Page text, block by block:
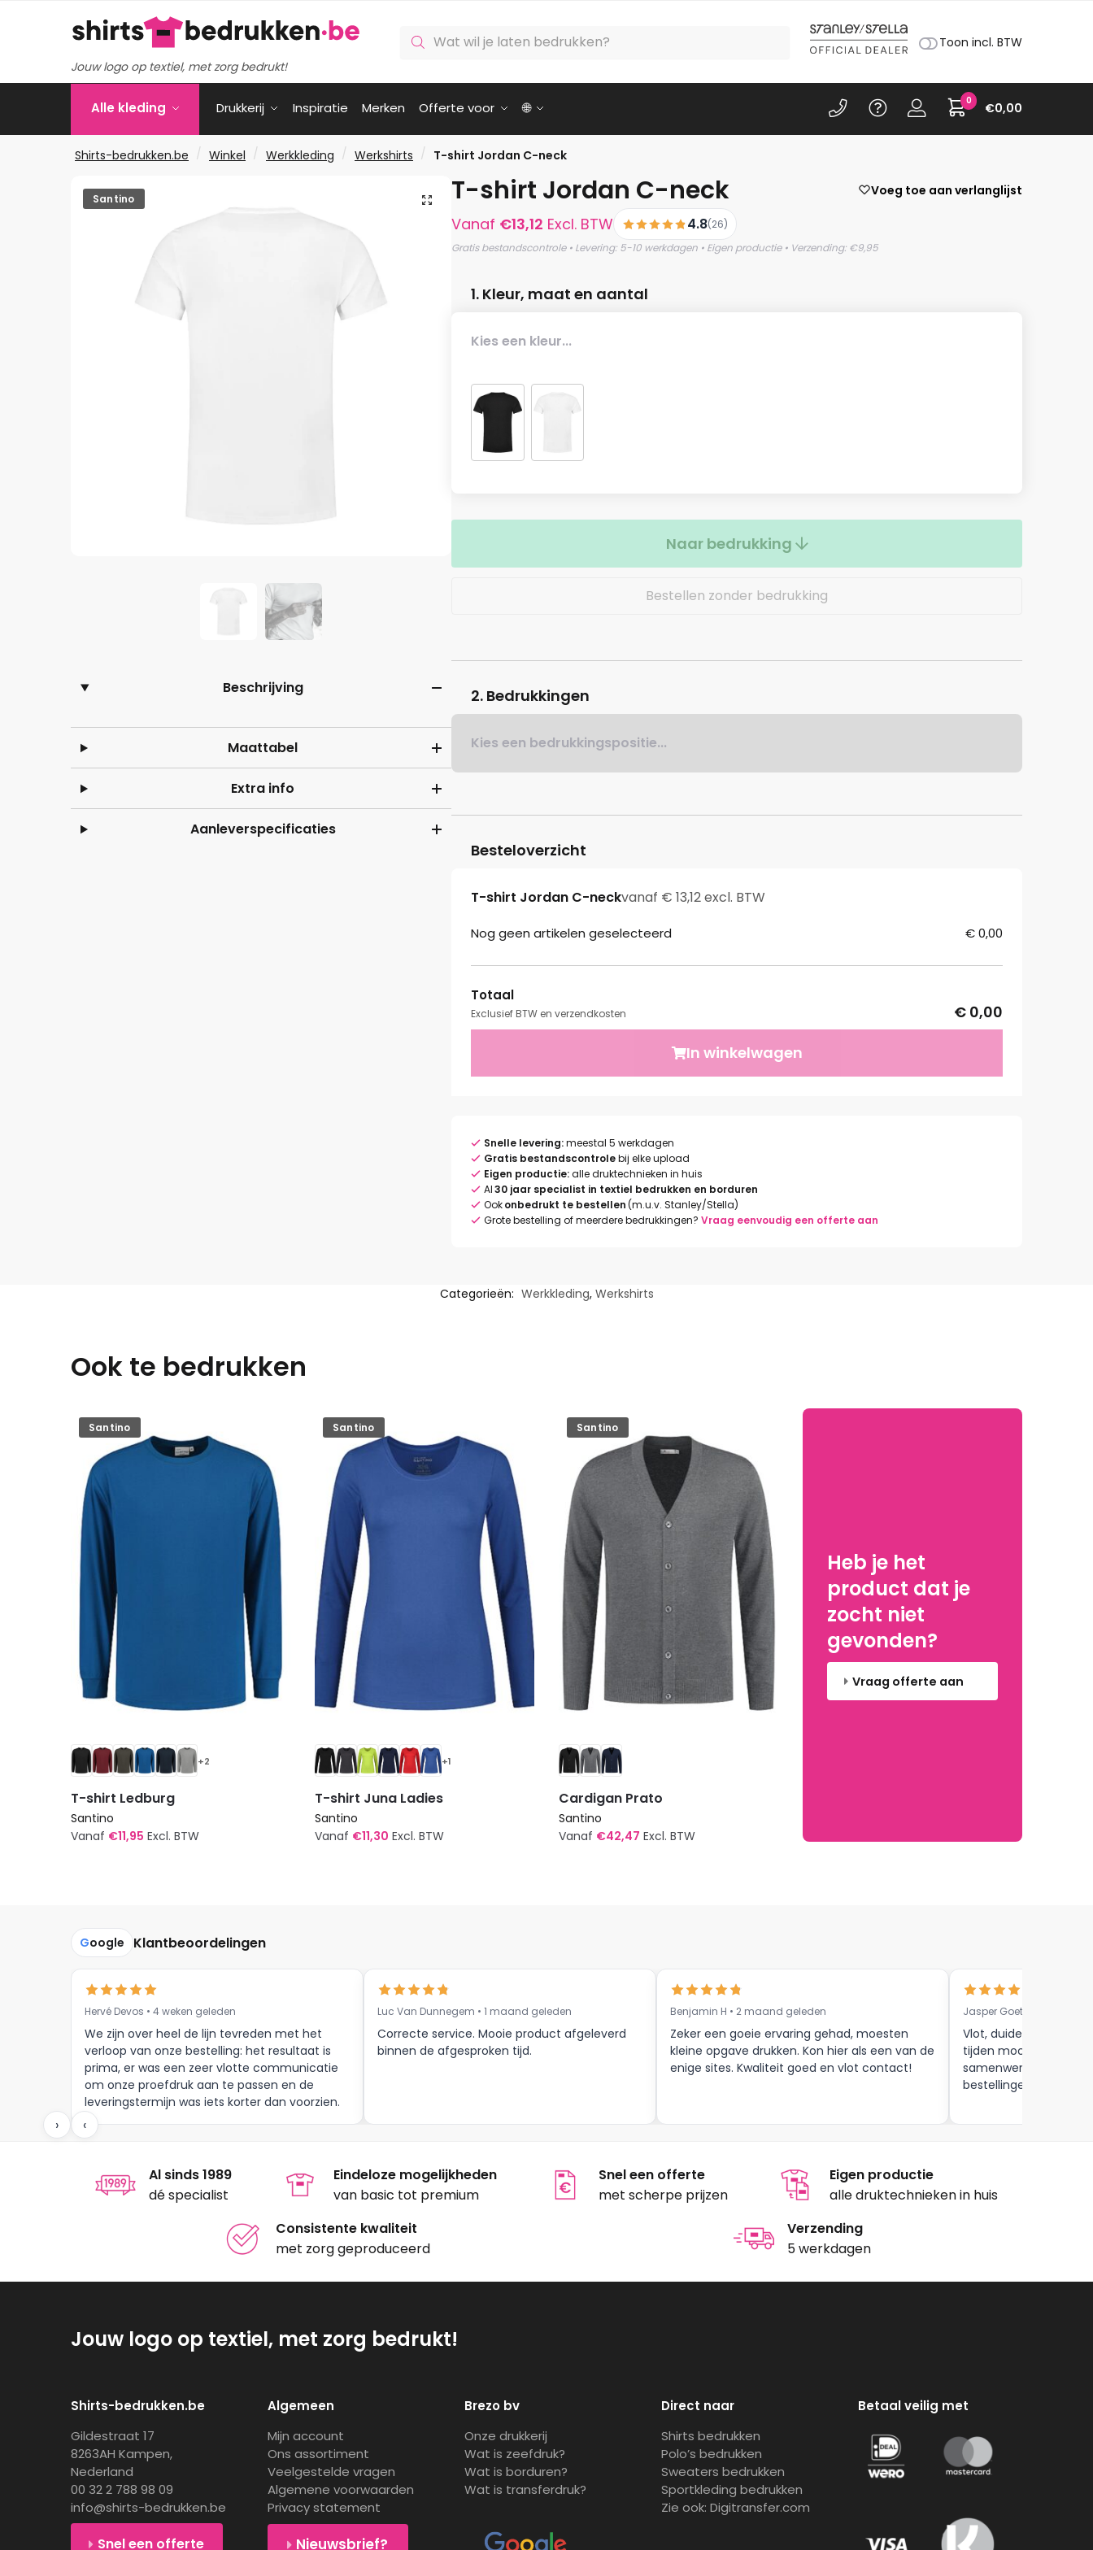
Jouw logo op textiel, met zorg bedrukt!
zoeken Toon incl. BTW
Alle kleding Drukkerij Inspiratie Merken Offerte voor 🌐 €0,00
0
Shirts-bedrukken.be / Winkel / Werkkleding / Werkshirts / T-shirt Jordan C-neck
🔍
Santino
Beschrijving
Maattabel
Extra info
Aanleverspecificaties
T-shirt Jordan C-neck Voeg toe aan verlanglijst
Vanaf €13,12 Excl. BTW 4.8(26)
Gratis bestandscontrole • Levering: 5-10 werkdagen • Eigen productie • Verzending: €9,95
1. Kleur, maat en aantal
Kies een kleur...
Naar bedrukking
Bestellen zonder bedrukking
2. Bedrukkingen
Kies een bedrukkingspositie...
Besteloverzicht
T-shirt Jordan C-neckvanaf € 13,12 excl. BTW
Nog geen artikelen geselecteerd € 0,00
Totaal
Exclusief BTW en verzendkosten
€ 0,00
In winkelwagen
Snelle levering:meestal 5 werkdagen
Gratis bestandscontrolebij elke upload
Eigen productie:alle druktechnieken in huis
Al30 jaar specialist in textiel bedrukken en borduren
Ookonbedrukt te bestellen(m.u.v. Stanley/Stella)
Grote bestelling of meerdere bedrukkingen? Vraag eenvoudig een offerte aan
Categorieën: Werkkleding, Werkshirts
Ook te bedrukken
Santino
+2
T-shirt Ledburg
Santino
Vanaf €11,95 Excl. BTW
meerdere
variaties.
Deze
optie
kan
gekozen
worden
op
de
productpagina
Santino
+1
T-shirt Juna Ladies
Santino
Vanaf €11,30 Excl. BTW
Deze
gekozen
worden
op
productpagina
Santino
Cardigan Prato
Santino
Vanaf €42,47 Excl. BTW
Deze
kan
gekozen
worden
Heb je het
product dat je
zocht niet
gevonden?
Vraag offerte aan
Google Klantbeoordelingen
Hervé Devos • 4 weken geleden
We zijn over heel de lijn tevreden met het
verloop van onze bestelling: het resultaat is
prima, er was een zeer vlotte communicatie
om onze proefdruk aan te passen en de
leveringstermijn was iets korter dan voorzien.
Meer moet dat niet zijn.
Luc Van Dunnegem • 1 maand geleden
Correcte service. Mooie product afgeleverd
binnen de afgesproken tijd.
Benjamin H • 2 maand geleden
Zeker een goeie ervaring gehad, moesten
kleine opgave drukken. Kon hier als een van de
enige sites. Kwaliteit goed en vlot contact!
Jasper Goethals • 9
Vlot, duidelijke
tijden mooie
samenwerking tot
bestellingen , zijn
‹
›
Al sinds 1989
dé specialist
Eindeloze mogelijkheden
van basic tot premium
Snel een offerte
met scherpe prijzen
Eigen productie
alle druktechnieken in huis
Consistente kwaliteit
met zorg geproduceerd
Verzending
5 werkdagen
Jouw logo op textiel, met zorg bedrukt!
Shirts-bedrukken.be
Gildestraat 17
8263AH Kampen,
Nederland
00 32 2 788 98 09
info@shirts-bedrukken.be
Snel een offerte
Algemeen
Mijn account
Ons assortiment
Veelgestelde vragen
Algemene voorwaarden
Privacy statement
Nieuwsbrief?
Brezo bv
Onze drukkerij
Wat is zeefdruk?
Wat is borduren?
Wat is transferdruk?
Direct naar
Shirts bedrukken
Polo’s bedrukken
Sweaters bedrukken
Sportkleding bedrukken
Zie ook: Digitransfer.com
Betaal veilig met